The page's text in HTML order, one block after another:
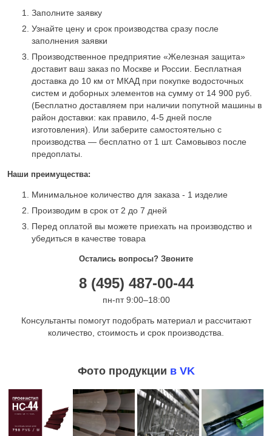
Заполните заявку
Узнайте цену и срок производства сразу после
заполнения заявки
Производственное предприятие «Железная защита»
доставит ваш заказ по Москве и России. Бесплатная
доставка до 10 км от МКАД при покупке водосточных
систем и доборных элементов на сумму от 14 900 руб.
(Бесплатно доставляем при наличии попутной машины в
район доставки: как правило, 4-5 дней после
изготовления). Или заберите самостоятельно с
производства — бесплатно от 1 шт. Самовывоз после
предоплаты.
Наши преимущества:
Минимальное количество для заказа - 1 изделие
Производим в срок от 2 до 7 дней
Перед оплатой вы можете приехать на производство и
убедиться в качестве товара
Остались вопросы? Звоните
8 (495) 487-00-44
пн-пт 9:00–18:00
Консультанты помогут подобрать материал и рассчитают
количество, стоимость и срок производства.
Фото продукции в VK